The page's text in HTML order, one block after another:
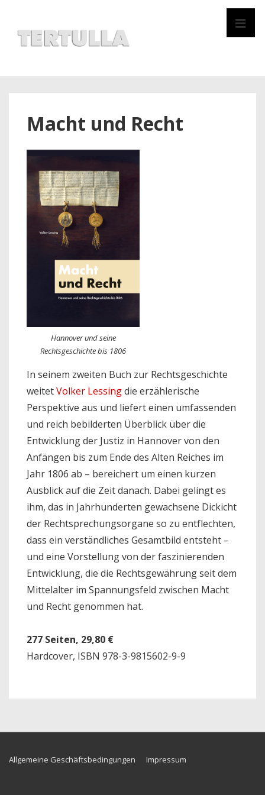
Macht und Recht
Hannover und seine
Rechtsgeschichte bis 1806
In seinem zweiten Buch zur Rechtsgeschichte
weitetVolker Lessingdie erzählerische
Perspektive aus und liefert einen umfassenden
und reich bebilderten Überblick über die
Entwicklung der Justiz in Hannover von den
Anfängen bis zum Ende des Alten Reiches im
Jahr 1806 ab – bereichert um einen kurzen
Ausblick auf die Zeit danach. Dabei gelingt es
ihm, das in Jahrhunderten gewachsene Dickicht
der Rechtsprechungsorgane so zu entflechten,
dass ein verständliches Gesamtbild entsteht –
und eine Vorstellung von der faszinierenden
Entwicklung, die die Rechtsgewährung seit dem
Mittelalter im Spannungsfeld zwischen Macht
und Recht genommen hat.
277 Seiten, 29,80 €
Hardcover, ISBN 978-3-9815602-9-9
Footer-
Allgemeine Geschäftsbedingungen Impressum